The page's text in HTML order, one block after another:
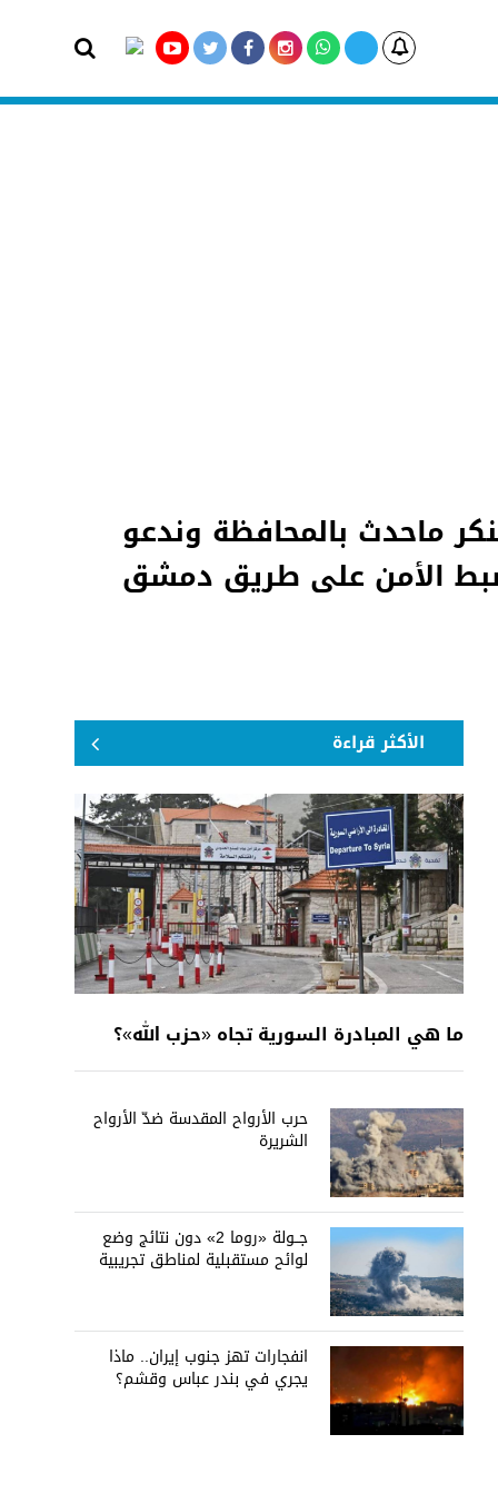
ماحدث بالمحافظة وندعو
لضبط الأمن على طريق دمشق
الأكثر قراءة
ما هي المبادرة السورية تجاه «حزب الله»؟
حرب الأرواح المقدسة ضدّ الأرواح
الشريرة
جــولة «روما 2» دون نتائج وضع
لوائح مستقبلية لمناطق تجريبية
انفجارات تهز جنوب إيران.. ماذا
يجري في بندر عباس وقشم؟